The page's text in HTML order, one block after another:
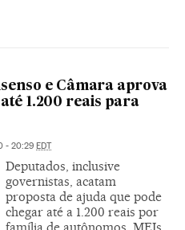
e Câmara aprova
1.200 reais para
- 20:29 EDT
Deputados, inclusive
governistas, acatam
proposta de ajuda que pode
chegar até a 1.200 reais por